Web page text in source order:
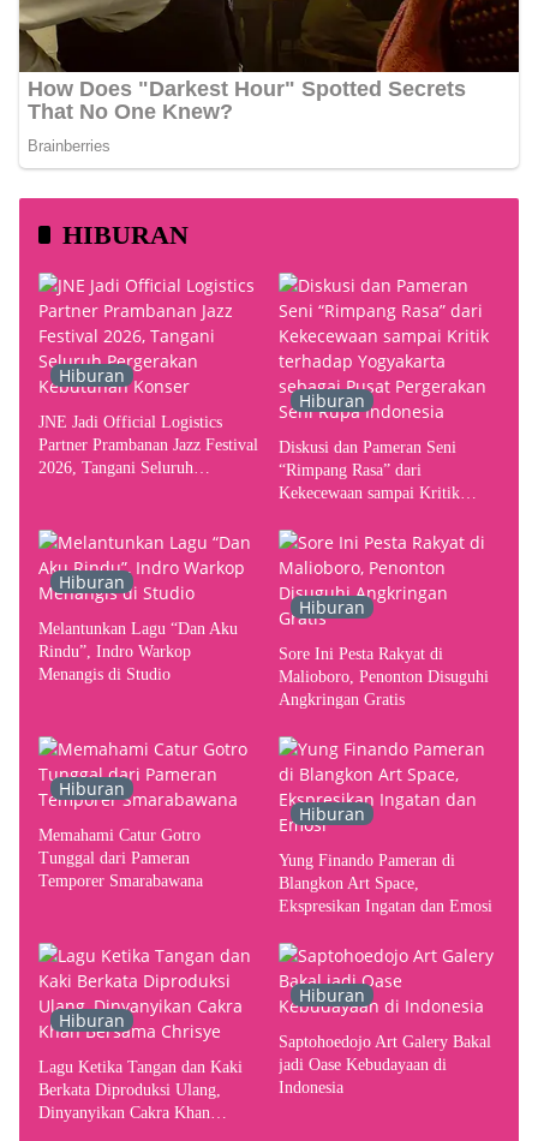
HIBURAN
Hiburan
JNE Jadi Official Logistics
Partner Prambanan Jazz Festival
2026, Tangani Seluruh
Hiburan
Diskusi dan Pameran Seni
“Rimpang Rasa” dari
Kekecewaan sampai Kritik
Pusat Pergerakan Seni Rupa
Indonesia
Hiburan
Melantunkan Lagu “Dan Aku
Rindu”, Indro Warkop
Menangis di Studio
Hiburan
Sore Ini Pesta Rakyat di
Malioboro, Penonton Disuguhi
Angkringan Gratis
Hiburan
Memahami Catur Gotro
Tunggal dari Pameran
Temporer Smarabawana
Hiburan
Yung Finando Pameran di
Blangkon Art Space,
Ekspresikan Ingatan dan Emosi
Hiburan
Lagu Ketika Tangan dan Kaki
Berkata Diproduksi Ulang,
Dinyanyikan Cakra Khan
Hiburan
Saptohoedojo Art Galery Bakal
jadi Oase Kebudayaan di
Indonesia